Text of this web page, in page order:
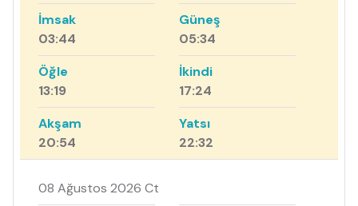
İmsak
03:44
Güneş
05:34
Öğle
13:19
İkindi
17:24
Akşam
20:54
Yatsı
22:32
08 Ağustos 2026 Ct